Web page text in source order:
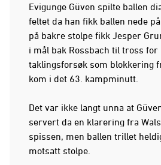
Evigunge Güven spilte ballen
feltet da han fikk ballen nede
på bakre stolpe fikk Jesper
i mål bak Rossbach til tross for
taklingsforsøk som blokkering
kom i det 63. kampminutt.
Det var ikke langt unna at
servert da en klarering fra
spissen, men ballen trillet
motsatt stolpe.